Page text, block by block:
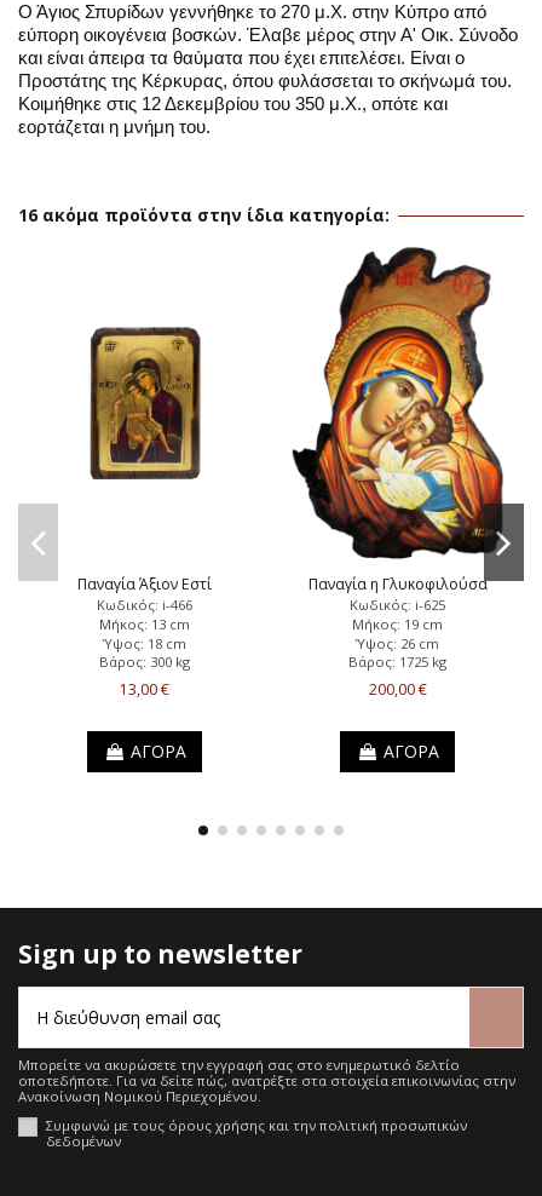
Ο Άγιος Σπυρίδων γεννήθηκε το 270 μ.Χ. στην Κύπρο από
εύπορη οικογένεια βοσκών. Έλαβε μέρος στην Α' Οικ. Σύνοδο
και είναι άπειρα τα θαύματα που έχει επιτελέσει. Είναι ο
Προστάτης της Κέρκυρας, όπου φυλάσσεται το σκήνωμά του.
Κοιμήθηκε στις 12 Δεκεμβρίου του 350 μ.Χ., οπότε και
εορτάζεται η μνήμη του.
16 ακόμα προϊόντα στην ίδια κατηγορία:
Παναγία Άξιον Εστί
Κωδικός: i-466
Μήκος: 13 cm
Ύψος: 18 cm
Βάρος: 300 kg
13,00 €
ΑΓΟΡΑ
Παναγία η Γλυκοφιλούσα
Κωδικός: i-625
Μήκος: 19 cm
Ύψος: 26 cm
Βάρος: 1725 kg
200,00 €
ΑΓΟΡΑ
Sign up to newsletter
Μπορείτε να ακυρώσετε την εγγραφή σας στο ενημερωτικό δελτίο
οποτεδήποτε. Για να δείτε πώς, ανατρέξτε στα στοιχεία επικοινωνίας στην
Ανακοίνωση Νομικού Περιεχομένου.
Συμφωνώ με τους όρους χρήσης και την πολιτική προσωπικών
δεδομένων